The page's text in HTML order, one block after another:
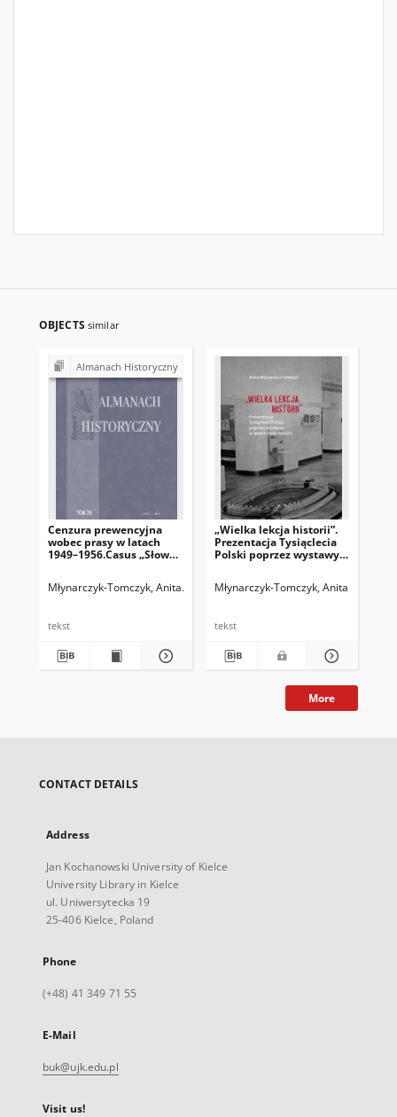
OBJECTS similar
Almanach Historyczny
Cenzura prewencyjna
wobec prasy w latach
1949–1956.Casus „Słowa
Kielcach
Młynarczyk-Tomczyk, Anita Legieć, Jacek. Red.
tekst
„Wielka lekcja historii”.
Prezentacja Tysiąclecia
Polski poprzez wystawy
Młynarczyk-Tomczyk, Anita
tekst
More
CONTACT DETAILS
Address
Jan Kochanowski University of Kielce
University Library in Kielce
ul. Uniwersytecka 19
25-406 Kielce, Poland
Phone
(+48) 41 349 71 55
E-Mail
buk@ujk.edu.pl
Visit us!